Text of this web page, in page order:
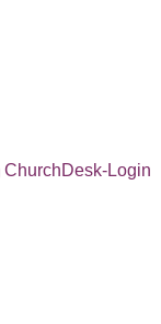
ChurchDesk-Login